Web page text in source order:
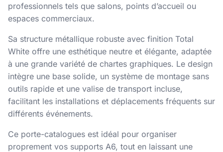
professionnels tels que salons, points d’accueil ou
espaces commerciaux.
Sa structure métallique robuste avec finition Total
White offre une esthétique neutre et élégante, adaptée
à une grande variété de chartes graphiques. Le design
intègre une base solide, un système de montage sans
outils rapide et une valise de transport incluse,
facilitant les installations et déplacements fréquents sur
différents événements.
Ce porte-catalogues est idéal pour organiser
proprement vos supports A6, tout en laissant une